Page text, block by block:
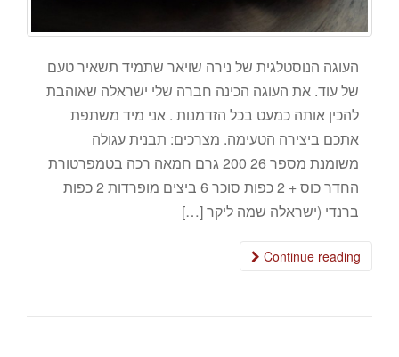
העוגה הנוסטלגית של נירה שויאר שתמיד תשאיר טעם
של עוד. את העוגה הכינה חברה שלי ישראלה שאוהבת
להכין אותה כמעט בכל הזדמנות . אני מיד משתפת
אתכם ביצירה הטעימה. מצרכים: תבנית עגולה
משומנת מספר 26 200 גרם חמאה רכה בטמפרטורת
החדר כוס + 2 כפות סוכר 6 ביצים מופרדות 2 כפות
ברנדי (ישראלה שמה ליקר […]
Continue reading